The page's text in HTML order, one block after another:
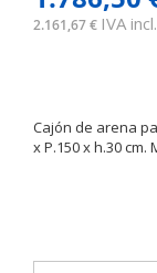
2.161,67 € IVA incl.
Cajón de arena
x P.150 x h.30